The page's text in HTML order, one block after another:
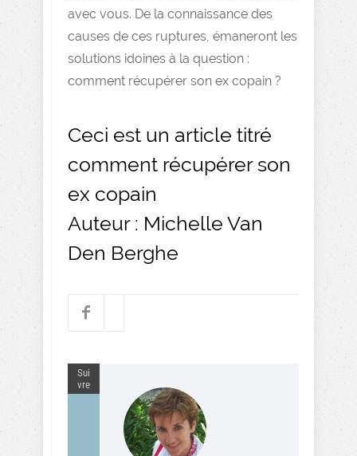
avec vous. De la connaissance des
causes de ces ruptures, émaneront les
solutions idoines à la question :
comment récupérer son ex copain ?
Ceci est un article titré
comment récupérer son
ex copain
Auteur : Michelle Van
Den Berghe
Sui
vre